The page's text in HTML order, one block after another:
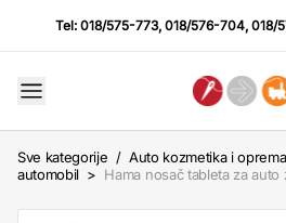
Tel:018/575-773,018/576-704,018/
Sve kategorije / Auto kozmetika i oprema
automobil > Hama nosač tableta za